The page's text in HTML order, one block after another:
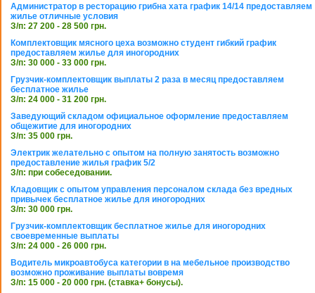
Администратор в ресторацию грибна хата график 14/14 предоставляем
жилье отличные условия
З/п: 27 200 - 28 500 грн.
Комплектовщик мясного цеха возможно студент гибкий график
предоставляем жилье для иногородних
З/п: 30 000 - 33 000 грн.
Грузчик-комплектовщик выплаты 2 раза в месяц предоставляем
бесплатное жилье
З/п: 24 000 - 31 200 грн.
Заведующий складом официальное оформление предоставляем
общежитие для иногородних
З/п: 35 000 грн.
Электрик желательно с опытом на полную занятость возможно
предоставление жилья график 5/2
З/п: при собеседовании.
Кладовщик с опытом управления персоналом склада без вредных
привычек бесплатное жилье для иногородних
З/п: 30 000 грн.
Грузчик-комплектовщик бесплатное жилье для иногородних
своевременные выплаты
З/п: 24 000 - 26 000 грн.
Водитель микроавтобуса категории в на мебельное производство
возможно проживание выплаты вовремя
З/п: 15 000 - 20 000 грн. (ставка+ бонусы).